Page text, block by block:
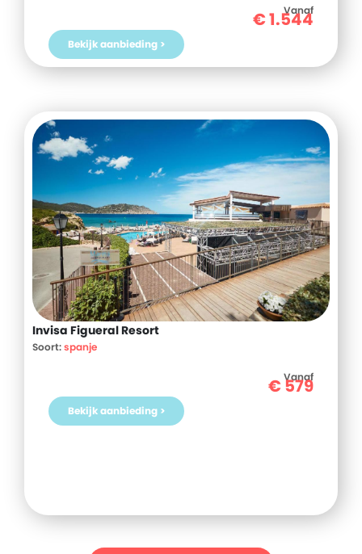
vanuit het hotel zo op de piste en na een lange dag skien zo
Vanaf
€1.544
Bekijk aanbieding >
Invisa Figueral Resort
Soort:spanje
Vanaf
€579
Bekijk aanbieding >